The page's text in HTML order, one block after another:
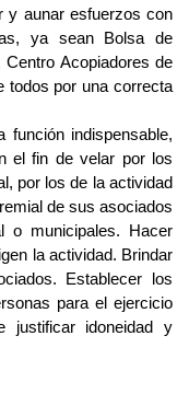
y aunar esfuerzos con
ya sean Bolsa de
Acopiadores de
todos por una correcta
indispensable,
el fin de velar por los
por los de la actividad
de sus asociados
o municipales. Hacer
la actividad. Brindar
Establecer los
para el ejercicio
justificar idoneidad y